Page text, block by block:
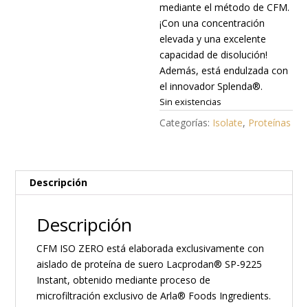
mediante el método de CFM.
¡Con una concentración
elevada y una excelente
capacidad de disolución!
Además, está endulzada con
el innovador Splenda®.
Sin existencias
Categorías: Isolate, Proteínas
Descripción
Descripción
CFM ISO ZERO está elaborada exclusivamente con
aislado de proteína de suero Lacprodan® SP-9225
Instant, obtenido mediante proceso de
microfiltración exclusivo de Arla® Foods Ingredients.